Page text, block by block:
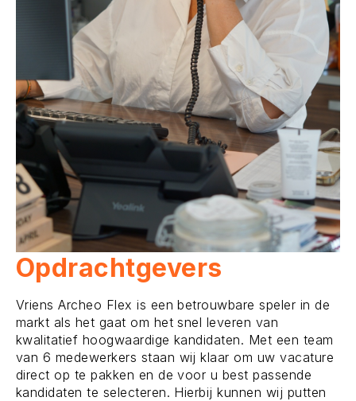
Opdrachtgevers
Vriens Archeo Flex is een betrouwbare speler in de
markt als het gaat om het snel leveren van
kwalitatief hoogwaardige kandidaten. Met een team
van 6 medewerkers staan wij klaar om uw vacature
direct op te pakken en de voor u best passende
kandidaten te selecteren. Hierbij kunnen wij putten